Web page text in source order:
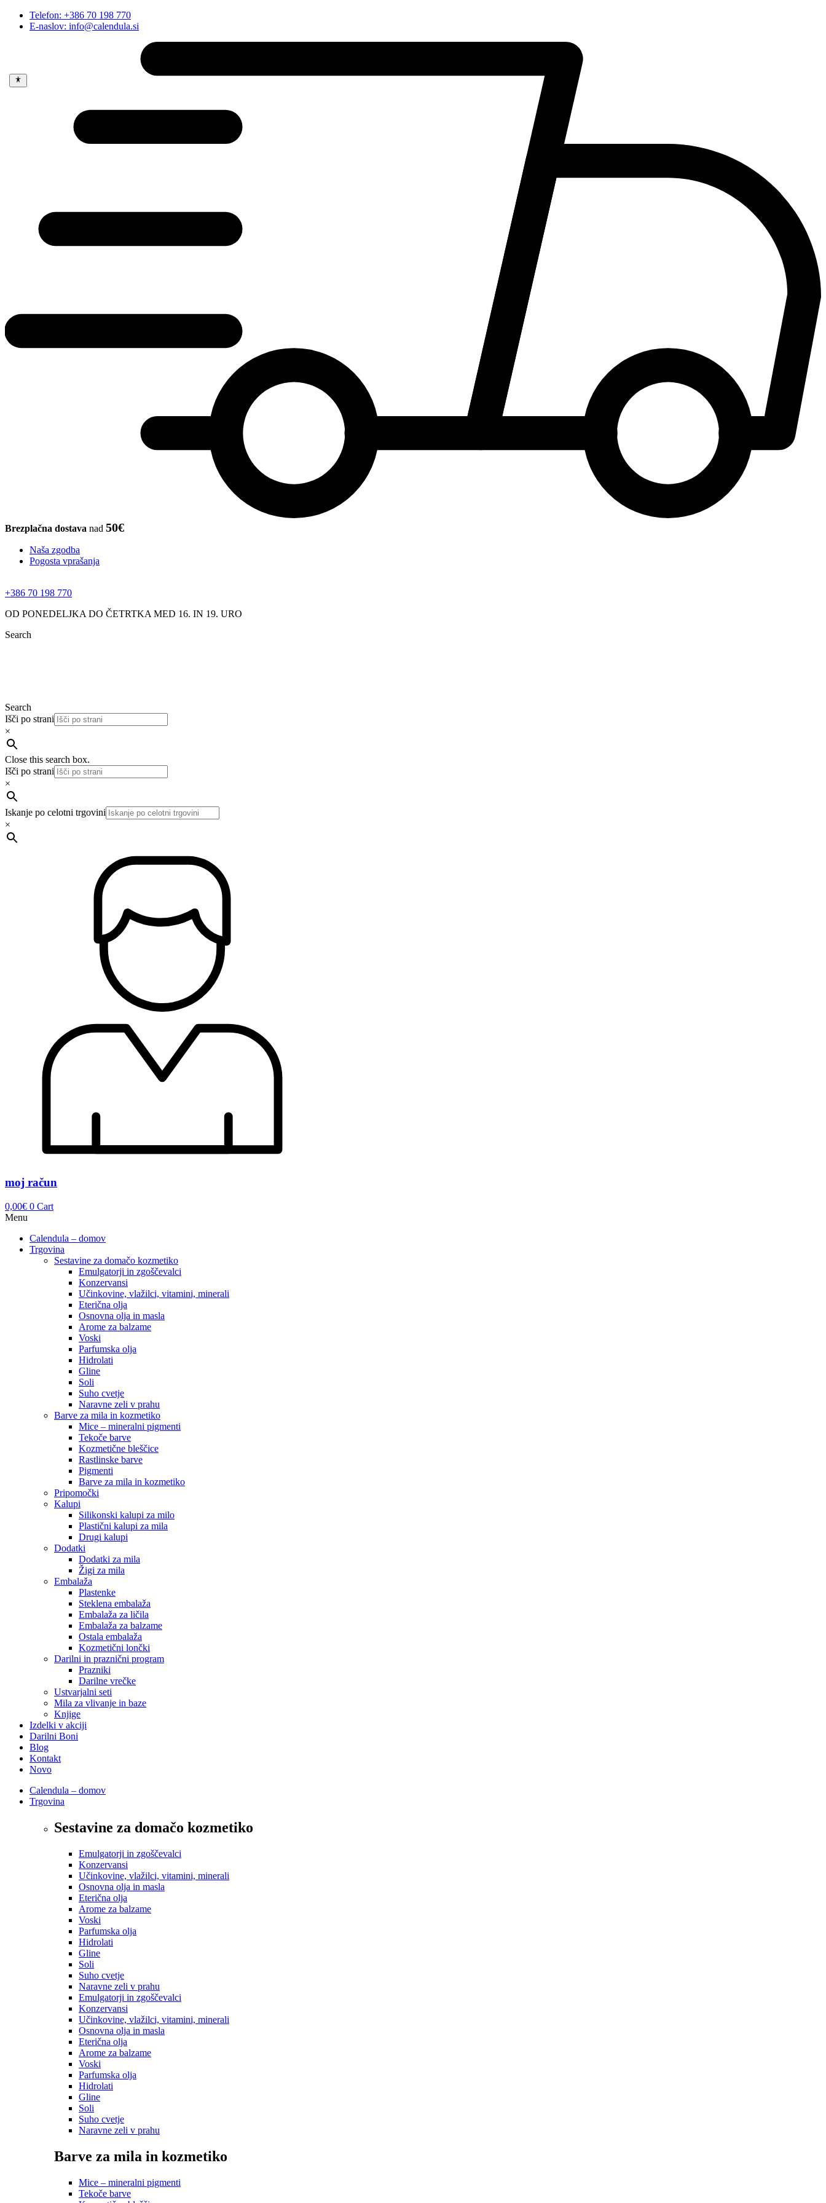
Telefon: +386 70 198 770
E-naslov: info@calendula.si
Brezplačna dostava nad 50€
Naša zgodba
Pogosta vprašanja
+386 70 198 770
OD PONEDELJKA DO ČETRTKA MED 16. IN 19. URO
Search
Search
Išči po strani
×
Close this search box.
Išči po strani
×
Iskanje po celotni trgovini
×
moj račun
0,00€ 0 Cart
Menu
Calendula – domov
Trgovina
Sestavine za domačo kozmetiko
Emulgatorji in zgoščevalci
Konzervansi
Učinkovine, vlažilci, vitamini, minerali
Eterična olja
Osnovna olja in masla
Arome za balzame
Voski
Parfumska olja
Hidrolati
Gline
Soli
Suho cvetje
Naravne zeli v prahu
Barve za mila in kozmetiko
Mice – mineralni pigmenti
Tekoče barve
Kozmetične bleščice
Rastlinske barve
Pigmenti
Barve za mila in kozmetiko
Pripomočki
Kalupi
Silikonski kalupi za milo
Plastični kalupi za mila
Drugi kalupi
Dodatki
Dodatki za mila
Žigi za mila
Embalaža
Plastenke
Steklena embalaža
Embalaža za ličila
Embalaža za balzame
Ostala embalaža
Kozmetični lončki
Darilni in praznični program
Prazniki
Darilne vrečke
Ustvarjalni seti
Mila za vlivanje in baze
Knjige
Izdelki v akciji
Darilni Boni
Blog
Kontakt
Novo
Calendula – domov
Trgovina
Sestavine za domačo kozmetiko
Emulgatorji in zgoščevalci
Konzervansi
Učinkovine, vlažilci, vitamini, minerali
Osnovna olja in masla
Eterična olja
Arome za balzame
Voski
Parfumska olja
Hidrolati
Gline
Soli
Suho cvetje
Naravne zeli v prahu
Emulgatorji in zgoščevalci
Konzervansi
Učinkovine, vlažilci, vitamini, minerali
Osnovna olja in masla
Eterična olja
Arome za balzame
Voski
Parfumska olja
Hidrolati
Gline
Soli
Suho cvetje
Naravne zeli v prahu
Barve za mila in kozmetiko
Mice – mineralni pigmenti
Tekoče barve